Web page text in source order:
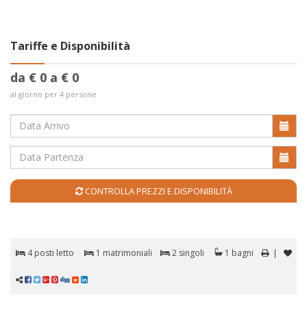
Tariffe e Disponibilità
da € 0 a € 0
al giorno per 4 persone
CONTROLLA PREZZI E DISPONIBILITÀ
|
4 posti letto 1 matrimoniali 2 singoli 1 bagni